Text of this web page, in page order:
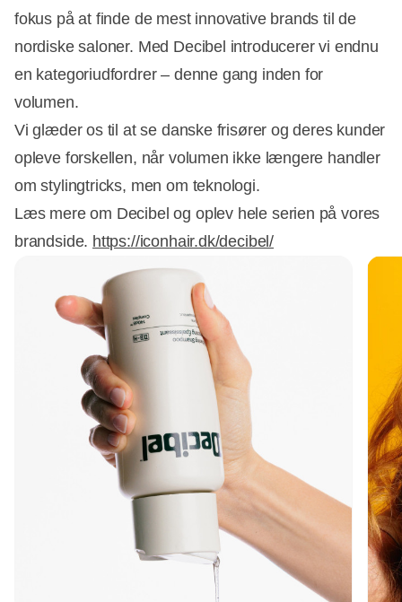
fokus på at finde de mest innovative brands til de
nordiske saloner. Med Decibel introducerer vi endnu
en kategoriudfordrer – denne gang inden for
volumen.
Vi glæder os til at se danske frisører og deres kunder
opleve forskellen, når volumen ikke længere handler
om stylingtricks, men om teknologi.
Læs mere om Decibel og oplev hele serien på vores
brandside. https://iconhair.dk/decibel/